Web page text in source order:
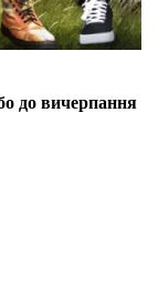
до вичерпання